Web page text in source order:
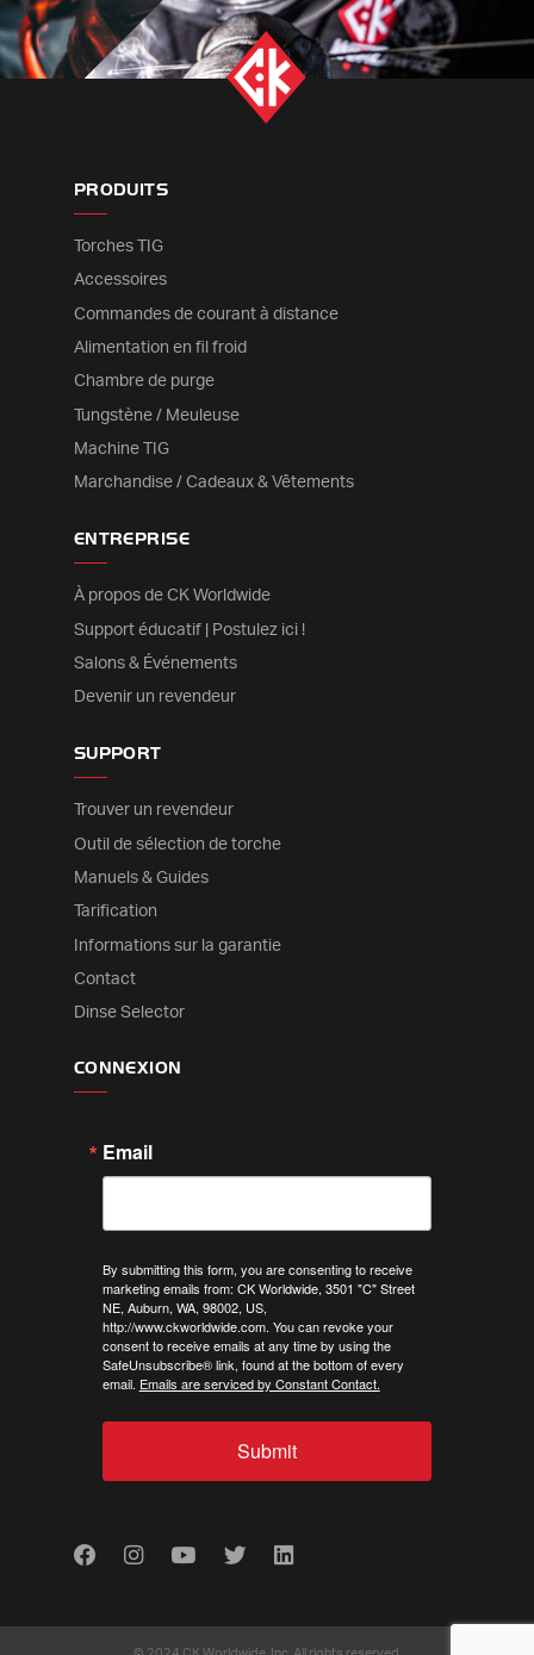
PRODUITS
Torches TIG
Accessoires
Commandes de courant à distance
Alimentation en fil froid
Chambre de purge
Tungstène / Meuleuse
Machine TIG
Marchandise / Cadeaux & Vêtements
ENTREPRISE
À propos de CK Worldwide
Support éducatif | Postulez ici !
Salons & Événements
Devenir un revendeur
SUPPORT
Trouver un revendeur
Outil de sélection de torche
Manuels & Guides
Tarification
Informations sur la garantie
Contact
Dinse Selector
CONNEXION
Email
By submitting this form, you are consenting to receive
marketing emails from: CK Worldwide, 3501 "C" Street
NE, Auburn, WA, 98002, US,
http://www.ckworldwide.com. You can revoke your
consent to receive emails at any time by using the
SafeUnsubscribe® link, found at the bottom of every
email. Emails are serviced by Constant Contact.
Submit
FacebookInstagram
YoutubeTwitterLinkedIn